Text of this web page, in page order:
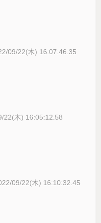
09/22(木) 16:07:46.35
22(木) 16:05:12.58
09/22(木) 16:10:32.45